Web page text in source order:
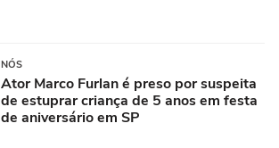
NÓS
Ator Marco Furlan é preso por suspeita
de estuprar criança de 5 anos em festa
de aniversário em SP